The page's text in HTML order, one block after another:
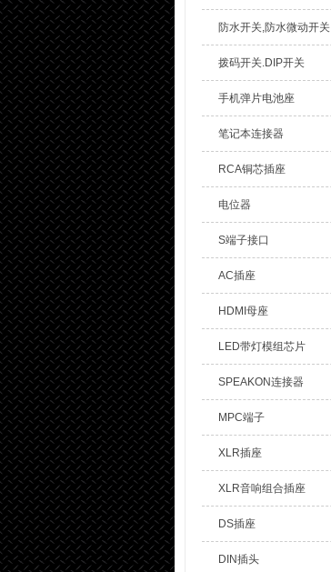
防水开关,防水微动开关
拨码开关.DIP开关
手机弹片电池座
笔记本连接器
RCA铜芯插座
电位器
S端子接口
AC插座
HDMI母座
LED带灯模组芯片
SPEAKON连接器
MPC端子
XLR插座
XLR音响组合插座
DS插座
DIN插头